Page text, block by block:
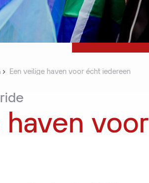
Een veilige haven voor écht iedereen
haven voor